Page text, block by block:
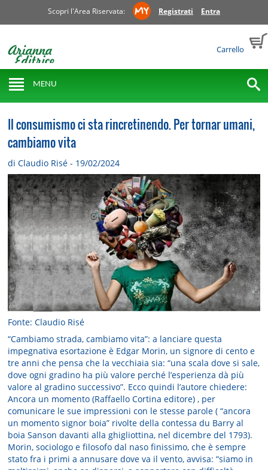
Scopri l'Area Riservata: Registrati Entra
Carrello
MENU
Il consumismo ci sta rincretinendo. Per tornar umani,
cambiamo vita
di Claudio Risé - 19/02/2024
Fonte: Claudio Risé
“Cambiamo strada, cambiamo vita”: a lanciare questa
impegnativa esortazione è Edgar Morin, un signore di cento e
tre anni che pensa che la vecchiaia sia: “una scala dove si sale,
dove ogni gradino ha più valore perché l’esperienza dà più
valore al gradino successivo”. Ecco quindi l’autore chiedere:
Ancora un momento (Raffaello Cortina editore) , per
comunicare le sue impressioni con le stesse parole ( “ancora
un momento signor boia” rivolte della contessa du Barry al
boia Sanson davanti alla ghigliottina, nel dicembre del 1793).
Morin, sociologo e filosofo dal naso finissimo, che è sempre
stato fra i primi a annusare dove va il vento, avvisa: “siamo in